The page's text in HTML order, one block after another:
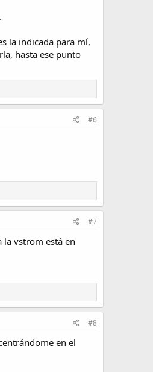
la indicada para mí,
hasta ese punto
#6
#7
la vstrom está en
#8
en el